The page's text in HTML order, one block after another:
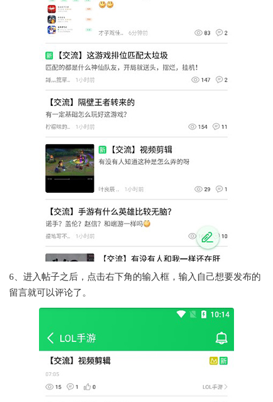
6、进入帖子之后，点击右下角的输入框，输入自己想要发布的
留言就可以评论了。